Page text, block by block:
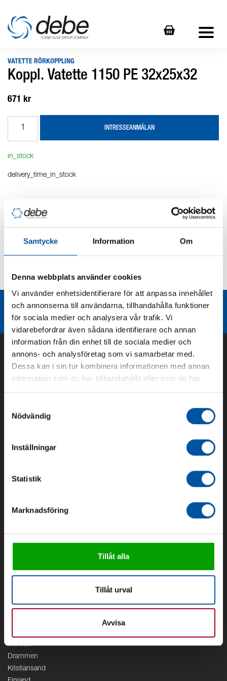
Samtycke Information Om
Denna webbplats använder cookies
Vi använder enhetsidentifierare för att anpassa innehållet
och annonserna till användarna, tillhandahålla funktioner
för sociala medier och analysera vår trafik. Vi
vidarebefordrar även sådana identifierare och annan
information från din enhet till de sociala medier och
annons- och analysföretag som vi samarbetar med.
Dessa kan i sin tur kombinera informationen med annan
information som du har tillhandahållit eller som de har
samlat in när du har använt deras tjänster.
Nödvändig
Inställningar
Statistik
Marknadsföring
Tillåt alla
Tillåt urval
Avvisa
VATETTE RÖRKOPPLING
Koppl. Vatette 1150 PE 32x25x32
671 kr
INTRESSEANMÄLAN
in_stock
delivery_time_in_stock
Produktbeskrivning
Kurvor
Teknisk dokumentation
Liknande produktgrupper
Om oss
Kontakt
Vattenförsörjning
Geoenergi
Cirkulation
Kontor
Stockholm
Marbäck
Drammen
Kristiansand